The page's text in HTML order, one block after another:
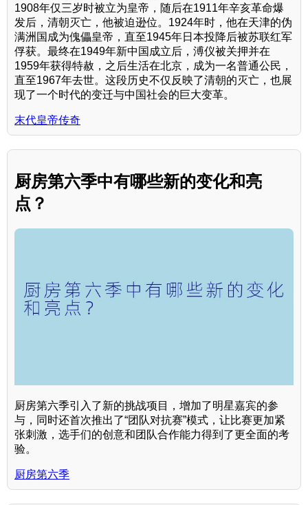
1908年仅三岁时被立为皇帝，随后在1911年辛亥革命爆
发后，清朝灭亡，他被迫逊位。1924年时，他在天津的伪
满洲国成为傀儡皇帝，直至1945年日本投降后被苏联红军
俘获。最终在1949年新中国成立后，溥仪被关押并在
1959年获得特赦，之后生活在北京，成为一名普通公民，
直至1967年去世。这段历史不仅反映了清朝的灭亡，也展
现了一个时代的变迁与中国社会的巨大变革。
末代皇帝传奇
厨房第六季中有哪些新的变化和亮
点？
厨房第六季引入了新的挑战项目，增加了明星嘉宾的参
与，同时还首次推出了“团队对抗赛”模式，让比赛更加紧
张刺激，选手们的创意和团队合作能力得到了更全面的考
验。
厨房第六季